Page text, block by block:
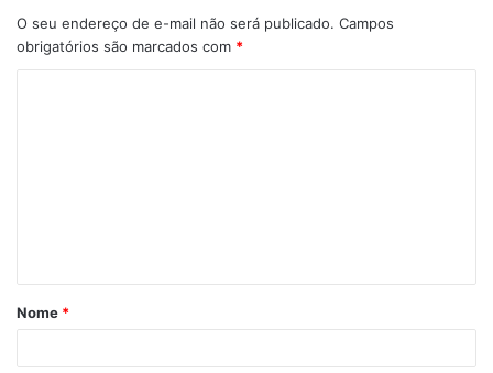
O seu endereço de e-mail não será publicado. Campos
obrigatórios são marcados com *
á
r
Nome *